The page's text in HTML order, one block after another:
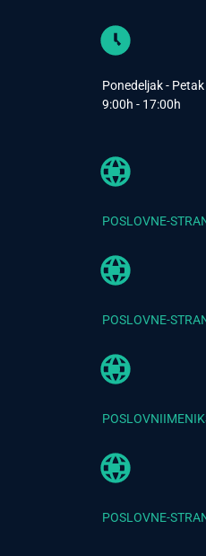
Ponedeljak - Petak
9:00h - 17:00h
POSLOVNE-
POSLOVNE-
POSLOVNE-